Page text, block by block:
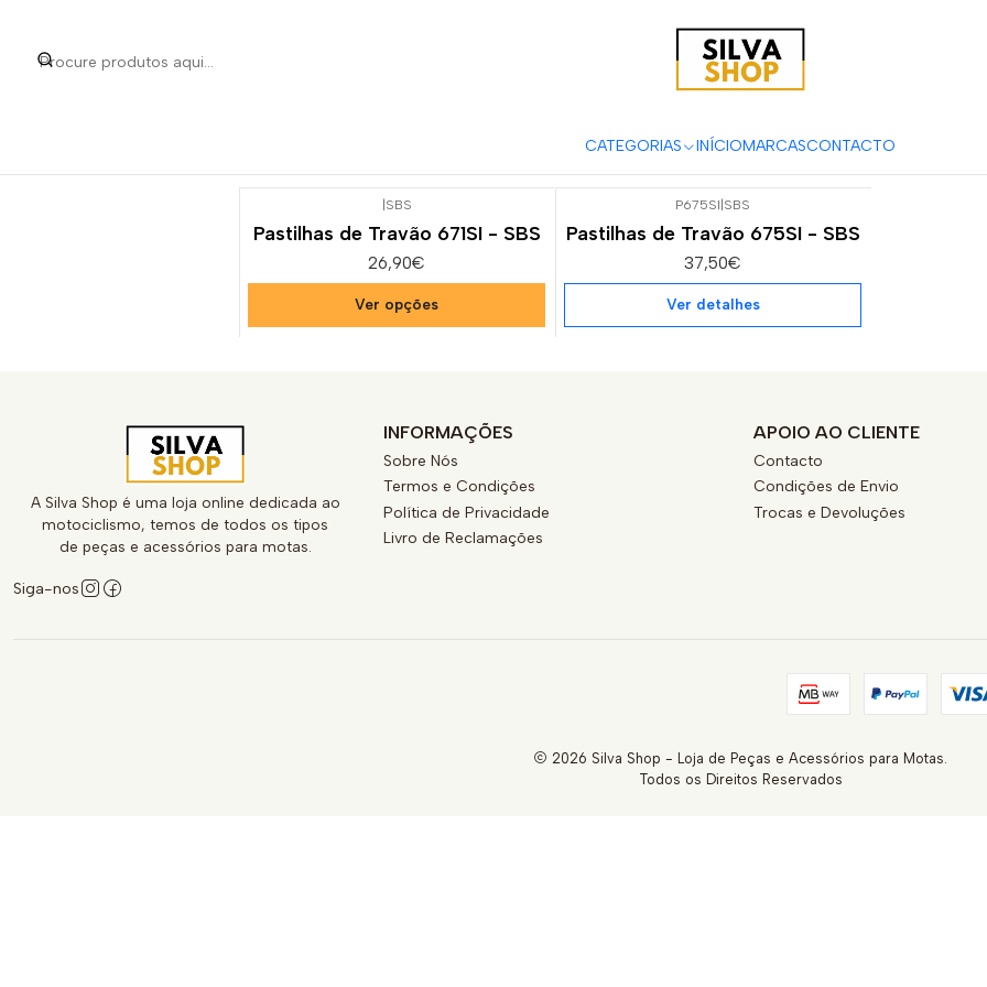
CATEGORIAS INÍCIOMARCASCONTACTO
FC 400
SBS
Pastilhas de Travão 671SI - SBS
26,90€
Ver opções
P675SI SBS
Pastilhas de Travão 675SI - SBS
37,50€
Ver detalhes
A Silva Shop é uma loja online dedicada ao
motociclismo, temos de todos os tipos
de peças e acessórios para motas.
Siga-nos
INFORMAÇÕES
Sobre Nós
Termos e Condições
Política de Privacidade
Livro de Reclamações
APOIO AO CLIENTE
Contacto
Condições de Envio
Trocas e Devoluções
2026 Silva Shop - Loja de Peças e Acessórios para Motas.
Todos os Direitos Reservados